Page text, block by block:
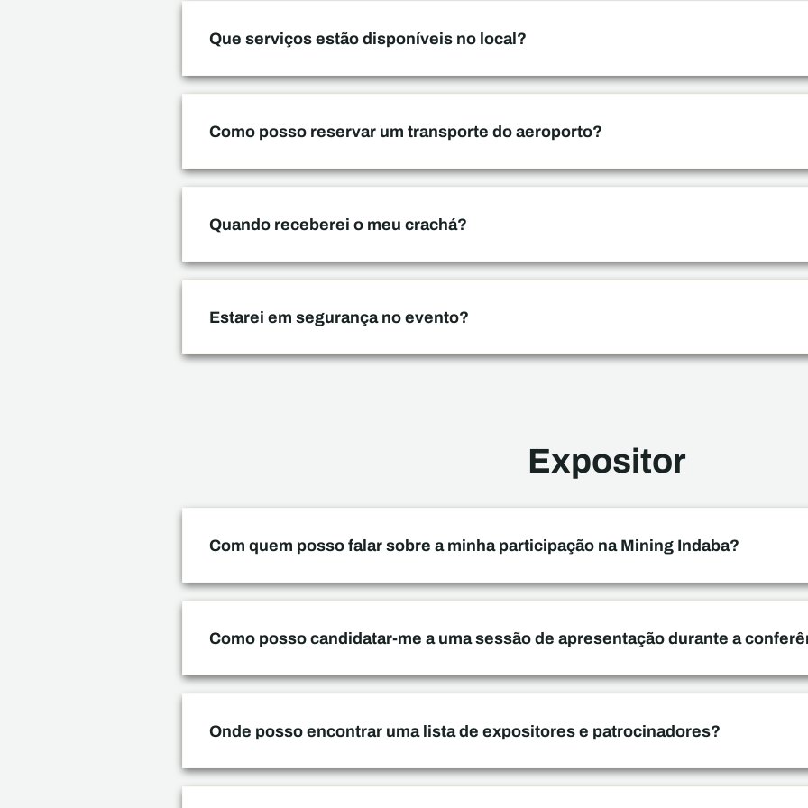
Que serviços estão disponíveis no local?
Como posso reservar um transporte do aeroporto?
Quando receberei o meu crachá?
Estarei em segurança no evento?
Expositor
Com quem posso falar sobre a minha participação na Mining Indaba?
Como posso candidatar-me a uma sessão de apresentação durante a
Onde posso encontrar uma lista de expositores e patrocinadores?